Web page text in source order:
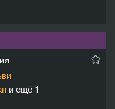
и ещё 1